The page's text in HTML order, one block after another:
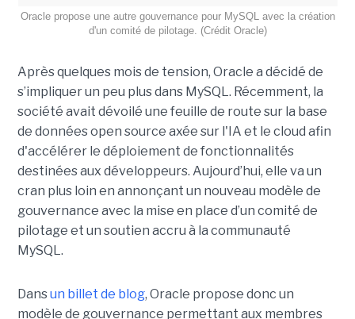
Oracle propose une autre gouvernance pour MySQL avec la création
d'un comité de pilotage. (Crédit Oracle)
Après quelques mois de tension, Oracle a décidé de
s’impliquer un peu plus dans MySQL. Récemment, la
société avait dévoilé une feuille de route sur la base
de données open source axée sur l'IA et le cloud afin
d'accélérer le déploiement de fonctionnalités
destinées aux développeurs. Aujourd’hui, elle va un
cran plus loin en annonçant un nouveau modèle de
gouvernance avec la mise en place d’un comité de
pilotage et un soutien accru à la communauté
MySQL.
Dansun billet de blog, Oracle propose donc un
modèle de gouvernance permettant aux membres